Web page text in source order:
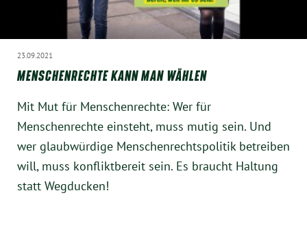
23.09.2021
MENSCHENRECHTE KANN MAN WÄHLEN
Mit Mut für Menschenrechte: Wer für
Menschenrechte einsteht, muss mutig sein. Und
wer glaubwürdige Menschenrechtspolitik betreiben
will, muss konfliktbereit sein. Es braucht Haltung
statt Wegducken!